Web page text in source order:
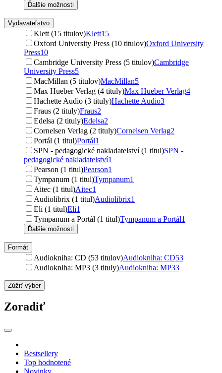
Ďalšie možnosti
Vydavateľstvo
Klett (15 titulov)Klett15
Oxford University Press (10 titulov)Oxford University
Press10
Cambridge University Press (5 titulov)Cambridge
University Press5
MacMillan (5 titulov)MacMillan5
Max Hueber Verlag (4 tituly)Max Hueber Verlag4
Hachette Audio (3 tituly)Hachette Audio3
Fraus (2 tituly)Fraus2
Edelsa (2 tituly)Edelsa2
Cornelsen Verlag (2 tituly)Cornelsen Verlag2
Portál (1 titul)Portál1
SPN - pedagogické nakladatelství (1 titul)SPN -
pedagogické nakladatelství1
Pearson (1 titul)Pearson1
Tympanum (1 titul)Tympanum1
Aitec (1 titul)Aitec1
Audiolibrix (1 titul)Audiolibrix1
Eli (1 titul)Eli1
Tympanum a Portál (1 titul)Tympanum a Portál1
Ďalšie možnosti
Formát
Audiokniha: CD (53 titulov)Audiokniha: CD53
Audiokniha: MP3 (3 tituly)Audiokniha: MP33
Zúžiť výber
Zoradiť
Bestsellery
Top hodnotené